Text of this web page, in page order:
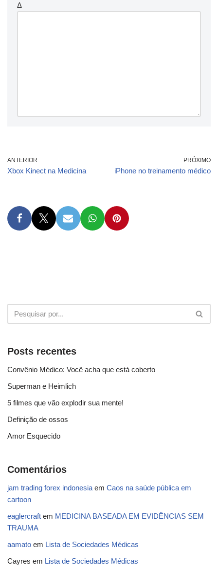
Δ
ANTERIOR
Xbox Kinect na Medicina
PRÓXIMO
iPhone no treinamento médico
Posts recentes
Convênio Médico: Você acha que está coberto
Superman e Heimlich
5 filmes que vão explodir sua mente!
Definição de ossos
Amor Esquecido
Comentários
jam trading forex indonesia em Caos na saúde pública em
cartoon
eaglercraft em MEDICINA BASEADA EM EVIDÊNCIAS SEM
TRAUMA
aamato em Lista de Sociedades Médicas
Cayres em Lista de Sociedades Médicas